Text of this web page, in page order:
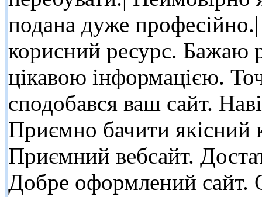
подана дуже
корисний ресурс. Бажаю
цікавою інформацією.
сподобався ваш сайт.
Приємно бачити якісний
Приємний вебсайт.
Добре оформлений сайт.